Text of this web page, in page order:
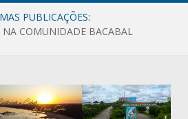
PUBLICAÇÕES:
NA COMUNIDADE BACABAL